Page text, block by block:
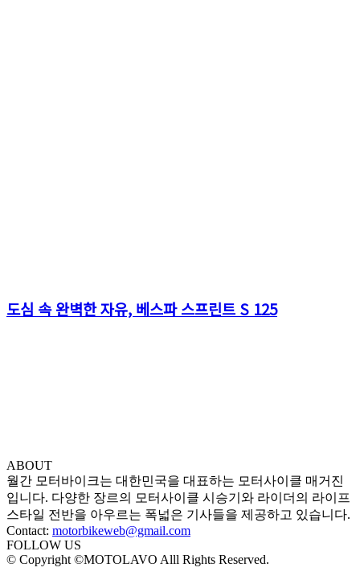
도심 속 완벽한 자유, 베스파 스프린트 S 125
ABOUT
월간 모터바이크는 대한민국을 대표하는 모터사이클 매거진
입니다. 다양한 장르의 모터사이클 시승기와 라이더의 라이프
스타일 전반을 아우르는 폭넓은 기사들을 제공하고 있습니다.
Contact: motorbikeweb@gmail.com
FOLLOW US
© Copyright ©MOTOLAVO Alll Rights Reserved.